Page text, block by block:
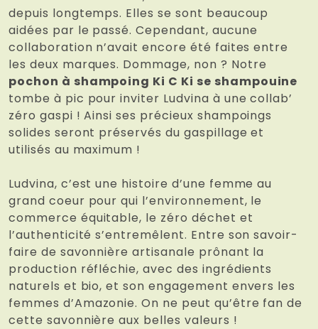
depuis longtemps. Elles se sont beaucoup
aidées par le passé. Cependant, aucune
collaboration n’avait encore été faites entre
les deux marques. Dommage, non ? Notre
pochon à shampoing Ki C Ki se shampouine
tombe à pic pour inviter Ludvina à une collab’
zéro gaspi ! Ainsi ses précieux shampoings
solides seront préservés du gaspillage et
utilisés au maximum !
Ludvina, c’est une histoire d’une femme au
grand coeur pour qui l’environnement, le
commerce équitable, le zéro déchet et
l’authenticité s’entremêlent. Entre son savoir-
faire de savonnière artisanale prônant la
production réfléchie, avec des ingrédients
naturels et bio, et son engagement envers les
femmes d’Amazonie. On ne peut qu’être fan de
cette savonnière aux belles valeurs !